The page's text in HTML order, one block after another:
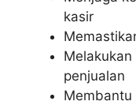
kasir
penjualan